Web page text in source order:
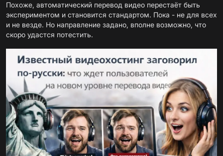
Похоже, автоматический перевод видео перестаёт быть
экспериментом и становится стандартом. Пока - не для всех
и не везде. Но направление задано, вполне возможно, что
скоро удастся потестить.